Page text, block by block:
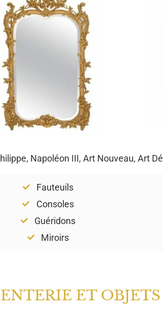
Napoléon III, Art Nouveau, Art
Fauteuils
Consoles
Guéridons
Miroirs
ET